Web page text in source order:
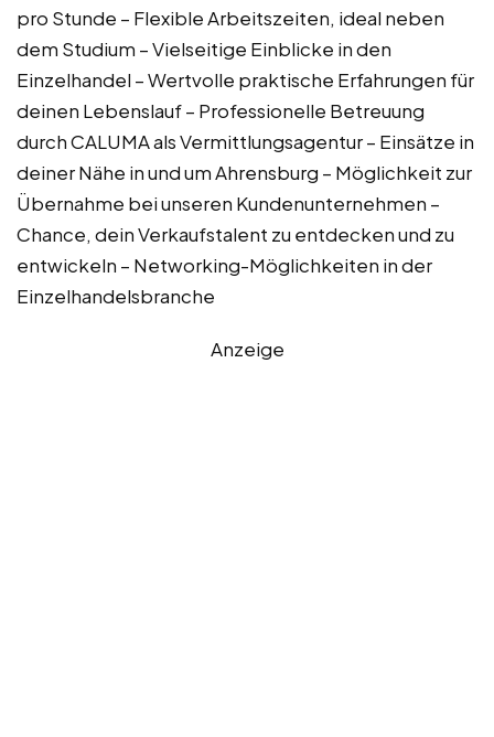
pro Stunde – Flexible Arbeitszeiten, ideal neben
dem Studium – Vielseitige Einblicke in den
Einzelhandel – Wertvolle praktische Erfahrungen für
deinen Lebenslauf – Professionelle Betreuung
durch CALUMA als Vermittlungsagentur – Einsätze in
deiner Nähe in und um Ahrensburg – Möglichkeit zur
Übernahme bei unseren Kundenunternehmen –
Chance, dein Verkaufstalent zu entdecken und zu
entwickeln – Networking-Möglichkeiten in der
Einzelhandelsbranche
Anzeige